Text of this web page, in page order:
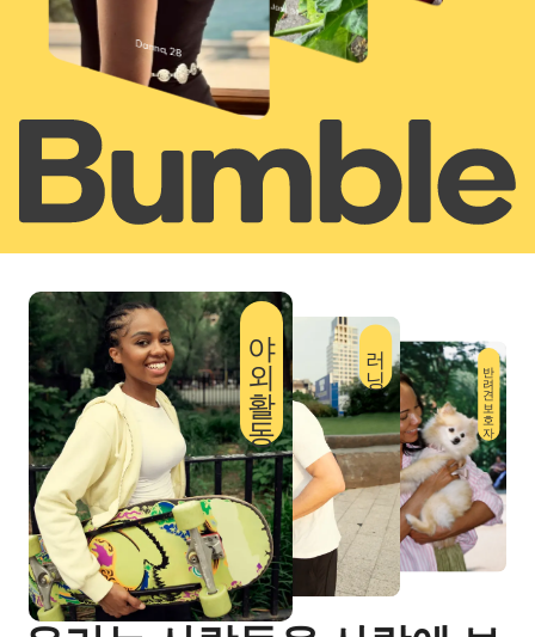
Danna, 28
Josh, 34
야외활동 러닝
반려견 보호자